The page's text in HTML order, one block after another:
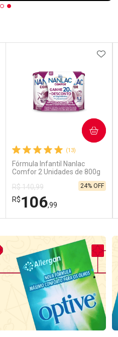
(13)
Fórmula Infantil Nanlac
Comfor 2 Unidades de 800g
R$ 140,99
R$106,99
24% OFF
COMPRAR
Laboratório
Por Menos